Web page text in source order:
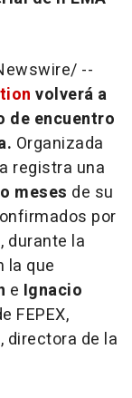
--
volverá a
de encuentro
Organizada
registra una
meses de su
por
, durante la
la que
e Ignacio
FEPEX,
, directora de la